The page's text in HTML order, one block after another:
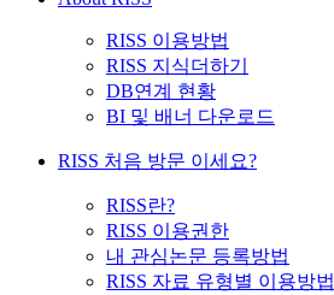
RISS 이용방법
RISS 지식더하기
DB연계 현황
BI 및 배너 다운로드
RISS 처음 방문 이세요?
RISS란?
RISS 이용권한
내 관심논문 등록방법
RISS 자료 유형별 이용방법